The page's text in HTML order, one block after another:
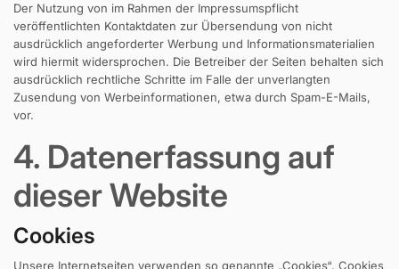
Der Nutzung von im Rahmen der Impressumspflicht
veröffentlichten Kontaktdaten zur Übersendung von nicht
ausdrücklich angeforderter Werbung und Informationsmaterialien
wird hiermit widersprochen. Die Betreiber der Seiten behalten sich
ausdrücklich rechtliche Schritte im Falle der unverlangten
Zusendung von Werbeinformationen, etwa durch Spam-E-Mails,
vor.
4. Datenerfassung auf
dieser Website
Cookies
Unsere Internetseiten verwenden so genannte „Cookies“. Cookies